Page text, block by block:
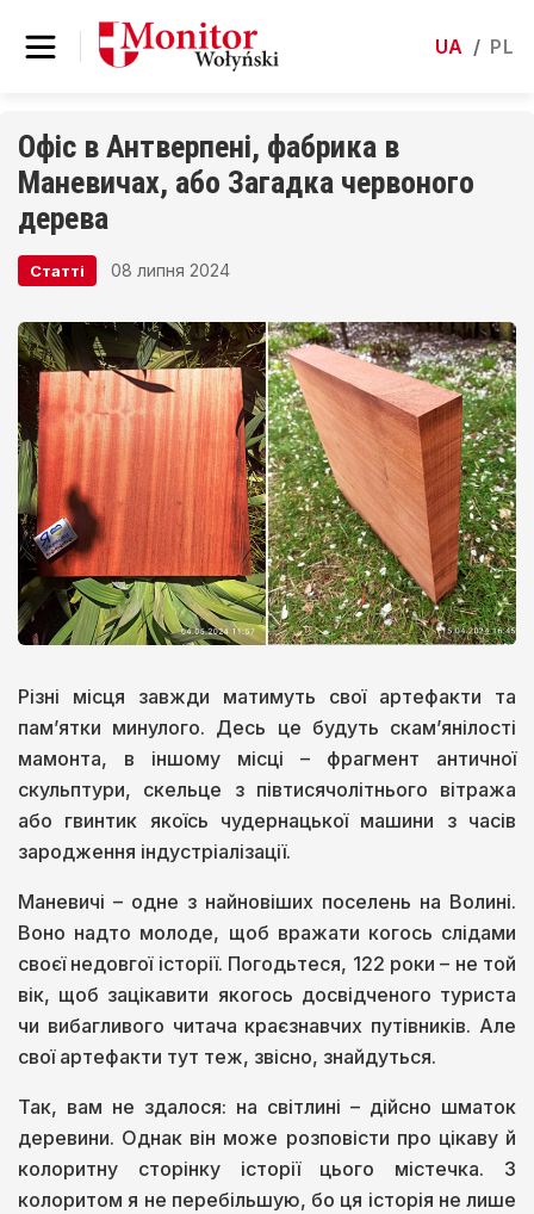
UA / PL
Офіс в Антверпені, фабрика в
Маневичах, або Загадка червоного
дерева
Статті 08 липня 2024
Різні місця завжди матимуть свої артефакти та
пам’ятки минулого. Десь це будуть скам’янілості
мамонта, в іншому місці – фрагмент античної
скульптури, скельце з півтисячолітнього вітража
або гвинтик якоїсь чудернацької машини з часів
зародження індустріалізації.
Маневичі – одне з найновіших поселень на Волині.
Воно надто молоде, щоб вражати когось слідами
своєї недовгої історії. Погодьтеся, 122 роки – не той
вік, щоб зацікавити якогось досвідченого туриста
чи вибагливого читача краєзнавчих путівників. Але
свої артефакти тут теж, звісно, знайдуться.
Так, вам не здалося: на світлині – дійсно шматок
деревини. Однак він може розповісти про цікаву й
колоритну сторінку історії цього містечка. З
колоритом я не перебільшую, бо ця історія не лише